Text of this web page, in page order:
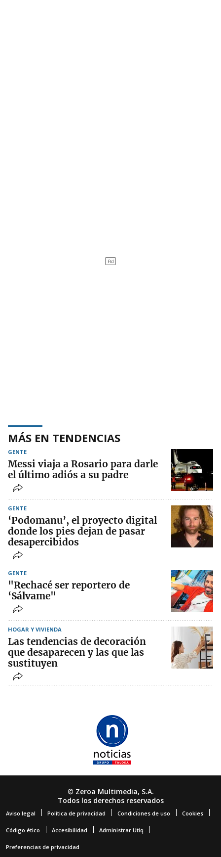
MÁS EN TENDENCIAS
GENTE
Messi viaja a Rosario para darle
el último adiós a su padre
GENTE
‘Podomanu’, el proyecto digital
donde los pies dejan de pasar
desapercibidos
GENTE
"Rechacé ser reportero de
‘Sálvame"
HOGAR Y VIVIENDA
Las tendencias de decoración
que desaparecen y las que las
sustituyen
© Zeroa Multimedia, S.A.
Todos los derechos reservados
Aviso legal Política de privacidad Condiciones de uso Cookies
Código ético Accesibilidad Administrar Utiq
Preferencias de privacidad